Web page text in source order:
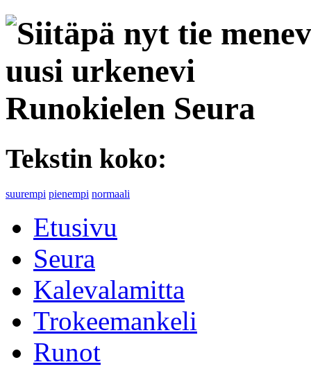
Runokielen Seura
Tekstin koko:
suurempi pienempi normaali
Etusivu
Seura
Kalevalamitta
Trokeemankeli
Runot